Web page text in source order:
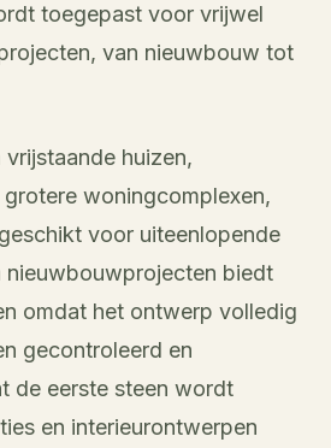
toegepast voor vrijwel
van nieuwbouw tot
huizen,
woningcomplexen,
voor uiteenlopende
nieuwbouwprojecten biedt
omdat het ontwerp volledig
gecontroleerd en
de eerste steen wordt
en interieurontwerpen